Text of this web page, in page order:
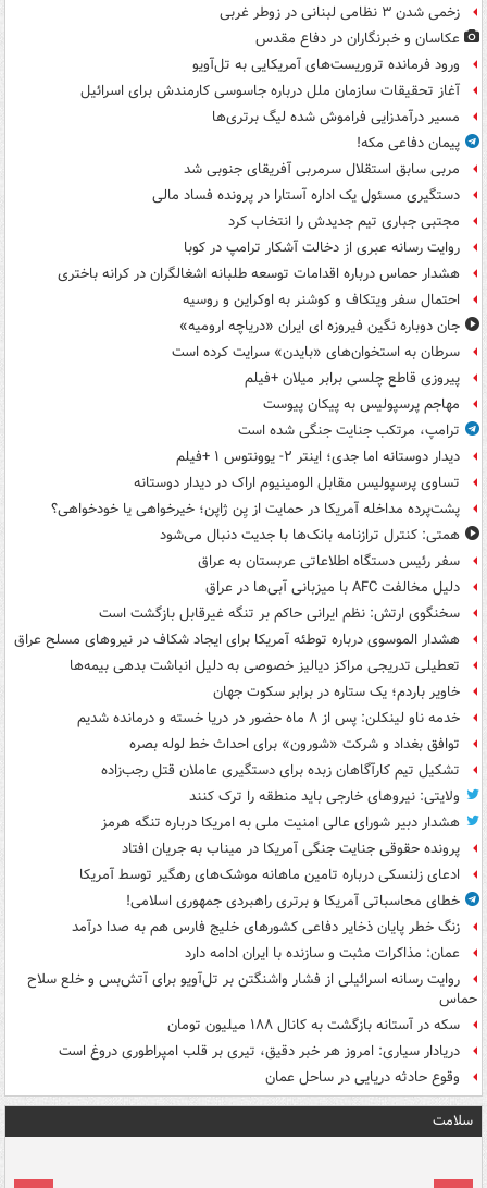
زخمی شدن ۳ نظامی لبنانی در زوطر غربی
عکاسان و خبرنگاران در دفاع مقدس
ورود فرمانده تروریست‌های آمریکایی به تل‌آویو
آغاز تحقیقات سازمان ملل درباره جاسوسی کارمندش برای اسرائیل
مسیر درآمدزایی فراموش شده لیگ برتری‌ها
پیمان دفاعی مکه!
مربی سابق استقلال سرمربی آفریقای جنوبی شد
دستگیری مسئول یک اداره آستارا در پرونده فساد مالی
مجتبی جباری تیم جدیدش را انتخاب کرد
روایت رسانه عبری از دخالت آشکار ترامپ در کوبا
هشدار حماس درباره اقدامات توسعه طلبانه اشغالگران در کرانه باختری
احتمال سفر ویتکاف و کوشنر به اوکراین و روسیه
جان دوباره نگین فیروزه ای ایران «دریاچه ارومیه»
سرطان به استخوان‌های «بایدن» سرایت کرده است
پیروزی قاطع چلسی برابر میلان +فیلم
مهاجم پرسپولیس به پیکان پیوست
ترامپ، مرتکب جنایت جنگی شده است
دیدار دوستانه اما جدی؛ اینتر ۲- یوونتوس ۱ +فیلم
تساوی پرسپولیس مقابل الومینیوم اراک در دیدار دوستانه
پشت‌پرده مداخله آمریکا در حمایت از یِن ژاپن؛ خیرخواهی یا خودخواهی؟
همتی: کنترل ترازنامه بانک‌ها با جدیت دنبال می‌شود
سفر رئیس دستگاه اطلاعاتی عربستان به عراق
دلیل مخالفت AFC با میزبانی آبی‌ها در عراق
سخنگوی ارتش: نظم ایرانی حاکم بر تنگه غیرقابل بازگشت است
هشدار الموسوی درباره توطئه آمریکا برای ایجاد شکاف در نیروهای مسلح عراق
تعطیلی تدریجی مراکز دیالیز خصوصی به دلیل انباشت بدهی بیمه‌ها
خاویر باردم؛ یک ستاره در برابر سکوت جهان
خدمه ناو لینکلن: پس از ۸ ماه حضور در دریا خسته و درمانده‌ شدیم
توافق بغداد و شرکت «شورون» برای احداث خط لوله بصره
تشکیل تیم کارآگاهان زبده برای دستگیری عاملان قتل رجب‌زاده
ولایتی: نیروهای خارجی باید منطقه را ترک کنند
هشدار دبیر شورای عالی امنیت ملی به امریکا درباره تنگه هرمز
پرونده حقوقی جنایت جنگی آمریکا در میناب به جریان افتاد
ادعای زلنسکی درباره تامین ماهانه موشک‌های رهگیر توسط آمریکا
خطای محاسباتی آمریکا و برتری راهبردی جمهوری اسلامی!
زنگ خطر پایان ذخایر دفاعی کشورهای خلیج فارس هم به صدا درآمد
عمان: مذاکرات مثبت و سازنده با ایران ادامه دارد
روایت رسانه اسرائیلی از فشار واشنگتن بر تل‌آویو برای آتش‌بس و خلع سلاح
حماس
سکه در آستانه بازگشت به کانال ۱۸۸ میلیون تومان
دریادار سیاری: امروز هر خبر دقیق، تیری بر قلب امپراطوری دروغ است
وقوع حادثه دریایی در ساحل عمان
سلامت